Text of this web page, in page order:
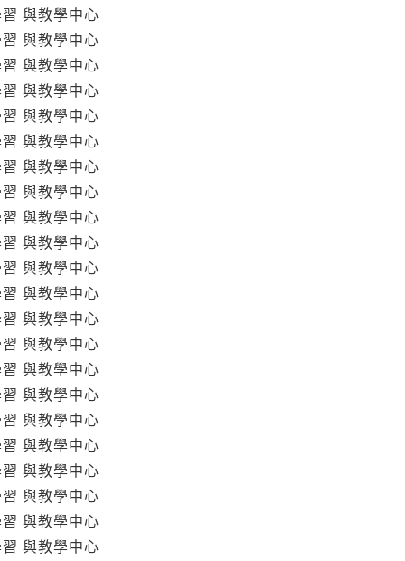
與教學中心
與教學中心
與教學中心
與教學中心
與教學中心
與教學中心
與教學中心
與教學中心
與教學中心
與教學中心
與教學中心
與教學中心
與教學中心
與教學中心
與教學中心
與教學中心
與教學中心
與教學中心
與教學中心
與教學中心
與教學中心
與教學中心